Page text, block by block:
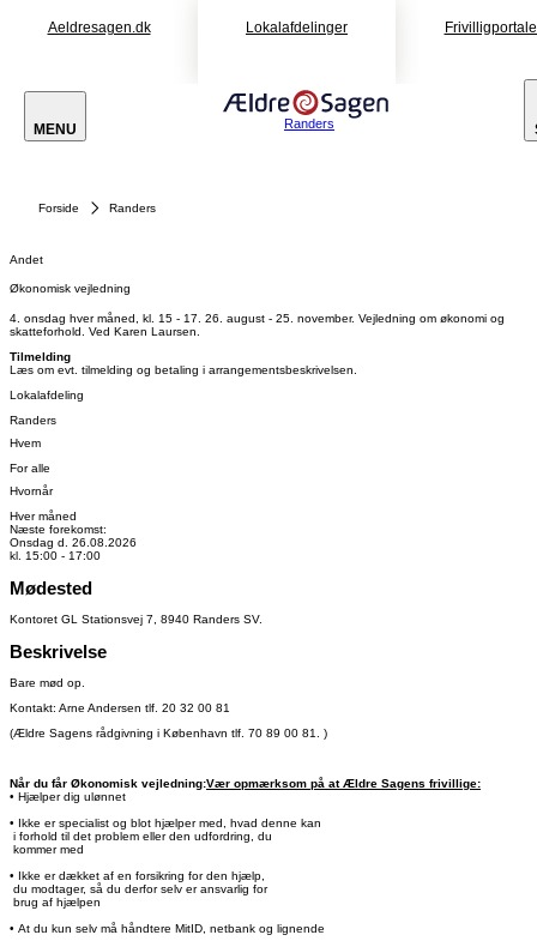
Aeldresagen.dk Lokalafdelinger
MENU Randers
Forside Randers
Andet
Økonomisk vejledning
4. onsdag hver måned, kl. 15 - 17. 26. august - 25. november. Vejledning om økonomi og
skatteforhold. Ved Karen Laursen.
Tilmelding
Læs om evt. tilmelding og betaling i arrangementsbeskrivelsen.
Lokalafdeling
Randers
Hvem
For alle
Hvornår
Hver måned
Næste forekomst:
Onsdag d. 26.08.2026
kl. 15:00 - 17:00
Mødested
Kontoret GL Stationsvej 7, 8940 Randers SV.
Beskrivelse
Bare mød op.
Kontakt: Arne Andersen tlf. 20 32 00 81
(Ældre Sagens rådgivning i København tlf. 70 89 00 81. )
Når du får Økonomisk vejledning:Vær opmærksom på at Ældre Sagens frivillige:
• Hjælper dig ulønnet
• Ikke er specialist og blot hjælper med, hvad denne kan
i forhold til det problem eller den udfordring, du
kommer med
• Ikke er dækket af en forsikring for den hjælp,
du modtager, så du derfor selv er ansvarlig for
brug af hjælpen
• At du kun selv må håndtere MitID, netbank og lignende